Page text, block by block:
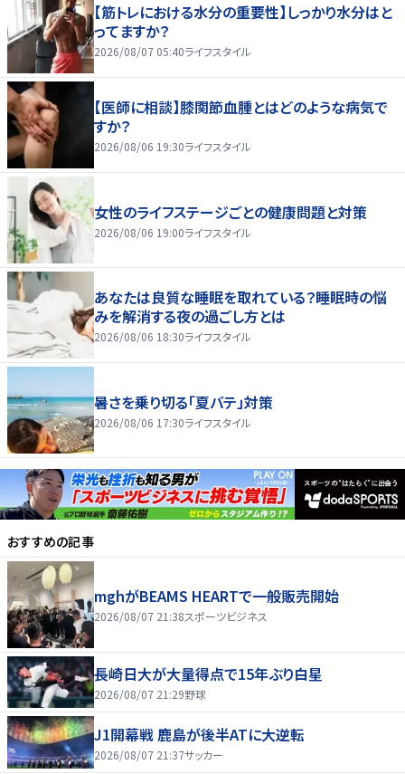
【筋トレにおける水分の重要性】しっかり水分はと
ってますか？
2026/08/07 05:40ライフスタイル
【医師に相談】膝関節血腫とはどのような病気で
すか？
2026/08/06 19:30ライフスタイル
女性のライフステージごとの健康問題と対策
2026/08/06 19:00ライフスタイル
あなたは良質な睡眠を取れている？睡眠時の悩
みを解消する夜の過ごし方とは
2026/08/06 18:30ライフスタイル
暑さを乗り切る「夏バテ」対策
2026/08/06 17:30ライフスタイル
おすすめの記事
mghがBEAMS HEARTで一般販売開始
2026/08/07 21:38スポーツビジネス
長崎日大が大量得点で15年ぶり白星
2026/08/07 21:29野球
J1開幕戦 鹿島が後半ATに大逆転
2026/08/07 21:37サッカー